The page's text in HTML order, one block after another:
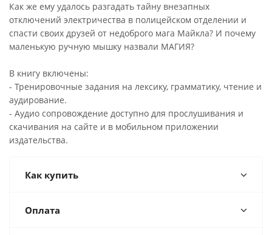
Как же ему удалось разгадать тайну внезапных
отключений электричества в полицейском отделении и
спасти своих друзей от недоброго мага Майкла? И почему
маленькую ручную мышку назвали МАГИЯ?
В книгу включены:
- Тренировочные задания на лексику, грамматику, чтение и
аудирование.
- Aудио сопровождение доступно для прослушивания и
скачивания на сайте и в мобильном приложении
издательства.
Как купить
Оплата